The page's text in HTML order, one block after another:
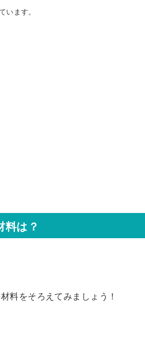
います。
料は？
料をそろえてみましょう！